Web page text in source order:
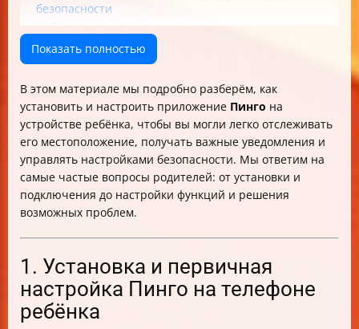
безопасности
3. Обеспечение надёжной работы и устранение
проблем
4. Безопасность, конфиденциальность и советы
Итог: почему стоит использовать Пинго для
безопасности ребёнка
Показать полностью
В этом материале мы подробно разберём, как
установить и настроить приложение Пинго на
устройстве ребёнка, чтобы вы могли легко отслеживать
его местоположение, получать важные уведомления и
управлять настройками безопасности. Мы ответим на
самые частые вопросы родителей: от установки и
подключения до настройки функций и решения
возможных проблем.
1. Установка и первичная
настройка Пинго на телефоне
ребёнка